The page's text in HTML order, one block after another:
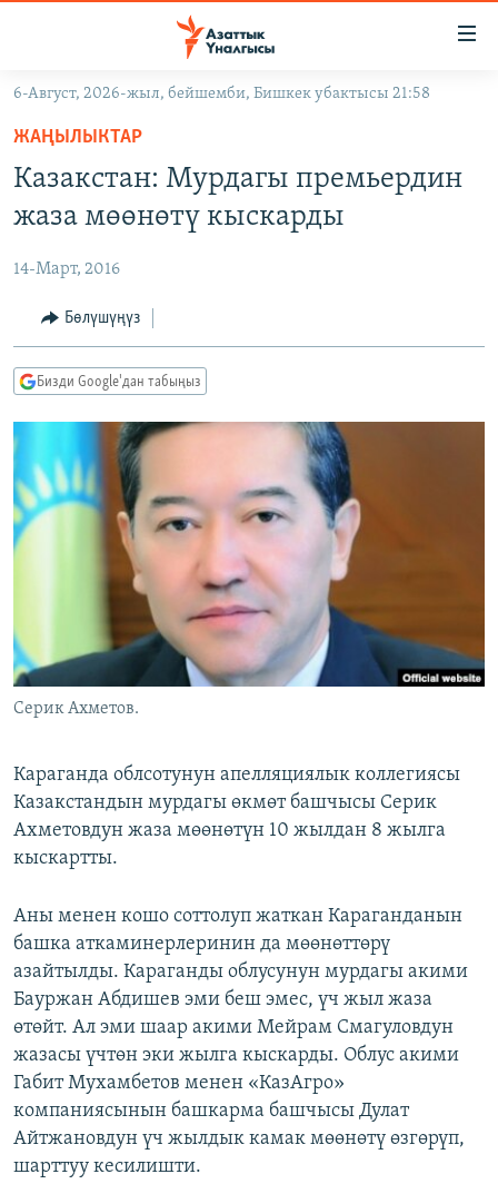
Навигацияга
өтүңүз
Издөөгө
салыңыз
ЭКОНОМИКА
МАДАНИЯТ
БОРБОР АЗИЯ
АТАЙЫН ИЛИКТӨӨ
ТВ ПРОГРАММАЛАР
ЭКСПЕРТТЕР ТАЛДАЙТ
БИЗ ЖАНА ДҮЙНӨ
ДАНИСТЕ
ЭЖЕ-СИҢДИЛЕР
ЫҢГАЙСЫЗ СУРООЛОР
ӨЗГӨЧӨ ПИКИР
Русский
ОНЛАЙН ШЕРИНЕ
ЭЕ/АРнун бардык сайттары
6-Август, 2026-жыл, бейшемби, Бишкек убактысы 21:58
ЖАҢЫЛЫКТАР
Казакстан: Мурдагы премьердин
жаза мөөнөтү кыскарды
14-Март, 2016
Бөлүшүңүз
Бизди Google'дан табыңыз
Серик Ахметов.
Караганда облсотунун апелляциялык коллегиясы
Казакстандын мурдагы өкмөт башчысы Серик
Ахметовдун жаза мөөнөтүн 10 жылдан 8 жылга
кыскартты.
Аны менен кошо соттолуп жаткан Караганданын
башка аткаминерлеринин да мөөнөттөрү
азайтылды. Караганды облусунун мурдагы акими
Бауржан Абдишев эми беш эмес, үч жыл жаза
өтөйт. Ал эми шаар акими Мейрам Смагуловдун
жазасы үчтөн эки жылга кыскарды. Облус акими
Габит Мухамбетов менен «КазАгро»
компаниясынын башкарма башчысы Дулат
Айтжановдун үч жылдык камак мөөнөтү өзгөрүп,
шарттуу кесилишти.